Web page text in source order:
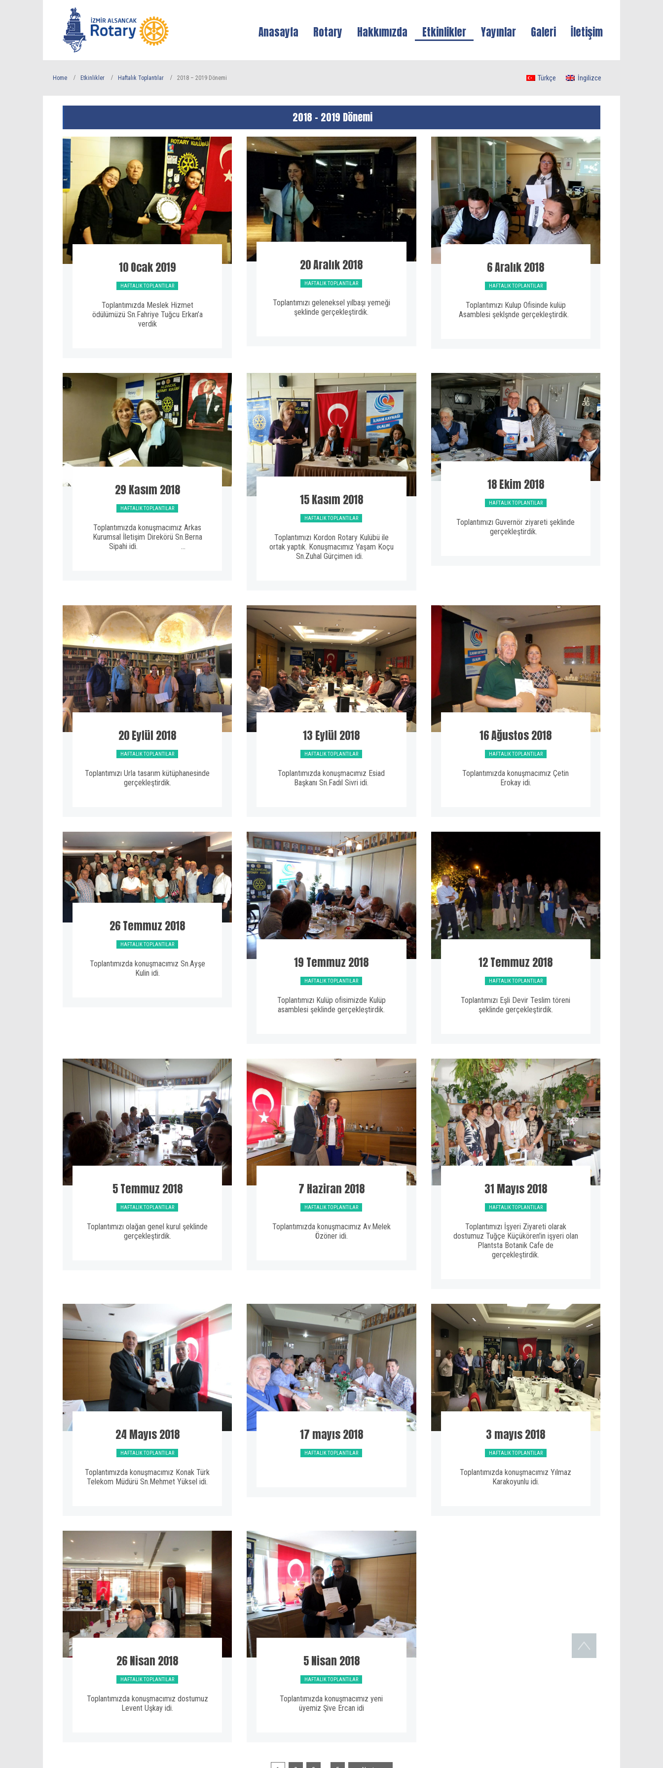
Anasayfa Rotary Hakkımızda Etkinlikler Yayınlar Galeri İletişim
Türkçe İngilizce
Home Etkinlikler Haftalık Toplantılar 2018 – 2019 Dönemi
2018 – 2019 Dönemi
10 Ocak 2019
HAFTALIK TOPLANTILAR
Toplantımızda Meslek Hizmet
ödülümüzü Sn.Fahriye Tuğcu Erkan’a
verdik
20 Aralık 2018
HAFTALIK TOPLANTILAR
Toplantımızı geleneksel yılbaşı yemeği
şeklinde gerçekleştirdik.
6 Aralık 2018
HAFTALIK TOPLANTILAR
Toplantımızı Kulup Ofisinde kulüp
Asamblesi şeklşnde gerçekleştirdik.
29 Kasım 2018
HAFTALIK TOPLANTILAR
Toplantımızda konuşmacımız Arkas
Kurumsal İletişim Direkörü Sn.Berna
Sipahi idi. ...
15 Kasım 2018
HAFTALIK TOPLANTILAR
Toplantımızı Kordon Rotary Kulübü ile
ortak yaptık. Konuşmacımız Yaşam Koçu
Sn.Zuhal Gürçimen idi.
18 Ekim 2018
HAFTALIK TOPLANTILAR
Toplantımızı Guvernör ziyareti şeklinde
gerçekleştirdik.
20 Eylül 2018
HAFTALIK TOPLANTILAR
Toplantımızı Urla tasarım kütüphanesinde
gerçekleştirdik.
13 Eylül 2018
HAFTALIK TOPLANTILAR
Toplantımızda konuşmacımız Esiad
Başkanı Sn.Fadıl Sivri idi.
16 Ağustos 2018
HAFTALIK TOPLANTILAR
Toplantımızda konuşmacımız Çetin
Erokay idi.
26 Temmuz 2018
HAFTALIK TOPLANTILAR
Toplantımızda konuşmacımız Sn.Ayşe
Kulin idi.
19 Temmuz 2018
HAFTALIK TOPLANTILAR
Toplantımızı Kulüp ofisimizde Kulüp
asamblesi şeklinde gerçekleştirdik.
12 Temmuz 2018
HAFTALIK TOPLANTILAR
Toplantımızı Eşli Devir Teslim töreni
şeklinde gerçekleştirdik.
5 Temmuz 2018
HAFTALIK TOPLANTILAR
Toplantımızı olağan genel kurul şeklinde
gerçekleştirdik.
7 Haziran 2018
HAFTALIK TOPLANTILAR
Toplantımızda konuşmacımız Av.Melek
Özöner idi.
31 Mayıs 2018
HAFTALIK TOPLANTILAR
Toplantımızı İşyeri Ziyareti olarak
dostumuz Tuğçe Küçükören'in işyeri olan
Plantsta Botanik Cafe de
gerçekleştirdik.
24 Mayıs 2018
HAFTALIK TOPLANTILAR
Toplantımızda konuşmacımız Konak Türk
Telekom Müdürü Sn.Mehmet Yüksel idi.
17 mayıs 2018
HAFTALIK TOPLANTILAR
3 mayıs 2018
HAFTALIK TOPLANTILAR
Toplantımızda konuşmacımız Yılmaz
Karakoyunlu idi.
26 Nisan 2018
HAFTALIK TOPLANTILAR
Toplantımızda konuşmacımız dostumuz
Levent Uşkay idi.
5 Nisan 2018
HAFTALIK TOPLANTILAR
Toplantımızda konuşmacımız yeni
üyemiz Şive Ercan idi